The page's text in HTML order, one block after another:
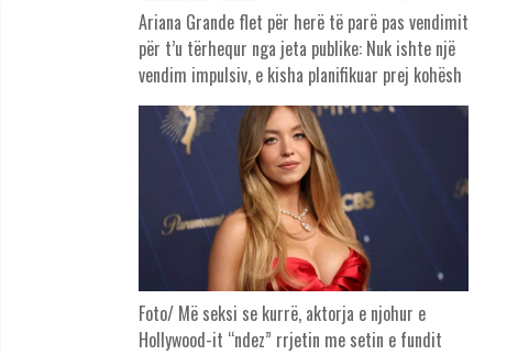
Ariana Grande flet për herë të parë pas vendimit
për t’u tërhequr nga jeta publike: Nuk ishte një
vendim impulsiv, e kisha planifikuar prej kohësh
Foto/ Më seksi se kurrë, aktorja e njohur e
Hollywood-it “ndez” rrjetin me setin e fundit